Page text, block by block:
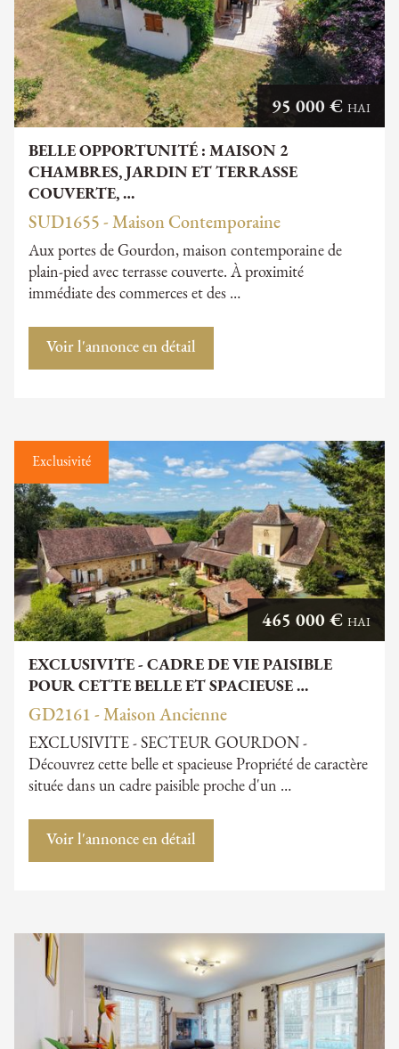
BELLE OPPORTUNITÉ : MAISON 2
CHAMBRES, JARDIN ET TERRASSE
COUVERTE, …
95 000 € HAI
SUD1655 - Maison Contemporaine
Aux portes de Gourdon, maison contemporaine de
plain-pied avec terrasse couverte. À proximité
immédiate des commerces et des …
Voir l'annonce en détail
Exclusivité
EXCLUSIVITE - CADRE DE VIE PAISIBLE
POUR CETTE BELLE ET SPACIEUSE …
465 000 € HAI
GD2161 - Maison Ancienne
EXCLUSIVITE - SECTEUR GOURDON -
Découvrez cette belle et spacieuse Propriété de caractère
située dans un cadre paisible proche d'un …
Voir l'annonce en détail